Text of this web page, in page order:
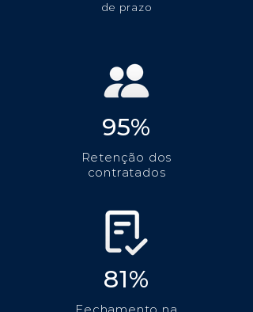
de prazo
95%
Retenção dos
contratados
81%